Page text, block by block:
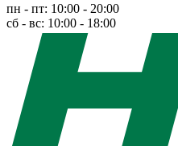
пн - пт: 10:00 - 20:00
сб - вс: 10:00 - 18:00